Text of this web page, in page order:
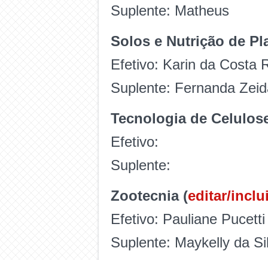
Suplente: Matheus
Solos e Nutrição de
Efetivo: Karin da Costa
Suplente: Fernanda
Tecnologia de
Efetivo:
Suplente:
Zootecnia (editar/
Efetivo: Pauliane Pucetti
Suplente: Maykelly da